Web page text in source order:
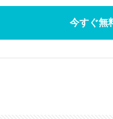
今すぐ無